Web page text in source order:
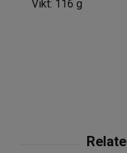
Vikt: 116 g